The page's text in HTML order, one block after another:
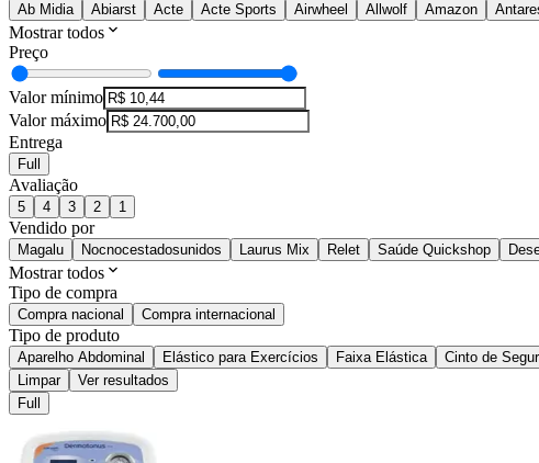
Ab Midia Abiarst Acte Acte Sports Airwheel Allwolf Amazon
Mostrar todos
Preço
Valor mínimo
Valor máximo
Entrega
Full
Avaliação
5 4 3 2 1
Vendido por
Magalu Nocnocestadosunidos Laurus Mix Relet Saúde Quickshop
Mostrar todos
Tipo de compra
Compra nacional Compra internacional
Tipo de produto
Aparelho Abdominal Elástico para Exercícios Faixa Elástica Cinto de
Limpar
Ver resultados
Full